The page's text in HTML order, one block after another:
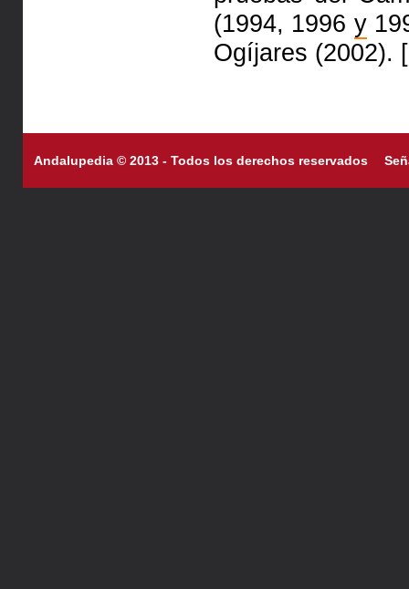
(1994, 1996 y
Ogíjares (2002).
Andalupedia © 2013 - Todos los derechos reservados